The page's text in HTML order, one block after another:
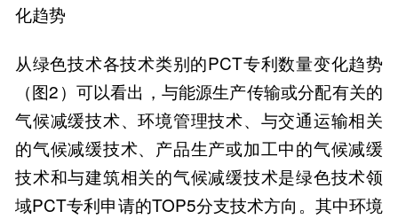
化趋势
从绿色技术各技术类别的PCT专利数量变化趋势
（图2）可以看出，与能源生产传输或分配有关的
气候减缓技术、环境管理技术、与交通运输相关
的气候减缓技术、产品生产或加工中的气候减缓
技术和与建筑相关的气候减缓技术是绿色技术领
域PCT专利申请的TOP5分支技术方向。其中环境